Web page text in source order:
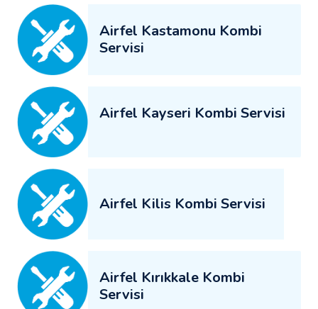
Airfel Kastamonu Kombi
Servisi
Airfel Kayseri Kombi Servisi
Airfel Kilis Kombi Servisi
Airfel Kırıkkale Kombi
Servisi